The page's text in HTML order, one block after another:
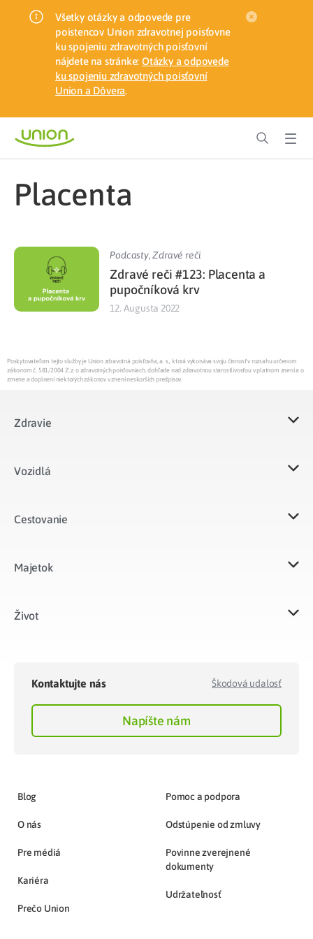
Všetky otázky a odpovede pre
poistencov Union zdravotnej poisťovne
ku spojeniu zdravotných poisťovní
nájdete na stránke: Otázky a odpovede
ku spojeniu zdravotných poisťovní
Union a Dôvera.
placenta
Podcasty,Zdravé reči
Zdravé reči #123: Placenta a
pupočníková krv
12. Augusta 2022
Poskytovateľom tejto služby je Union zdravotná poisťovňa, a. s., ktorá vykonáva svoju činnosť v rozsahu určenom
zákonom č. 581/2004 Z.z. o zdravotných poisťovniach, dohľade nad zdravotnou starostlivosťou v platnom znení a o
zmene a doplnení niektorých zákonov v znení neskorších predpisov.
Zdravie
Vozidlá​
Cestovanie
Majetok​
Život​
Kontaktujte nás Škodová udalosť
Napíšte nám
Blog
O nás
Pre médiá
Kariéra
Prečo Union
Pomoc a podpora
Odstúpenie od zmluvy
Povinne zverejnené
dokumenty
Udržateľnosť